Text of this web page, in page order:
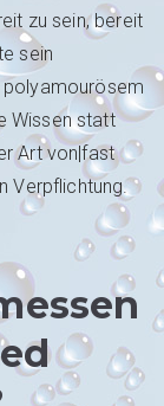
zu sein, bereit
sein
polyamourösem
Wissen statt
Art von|fast
Verpflichtung.